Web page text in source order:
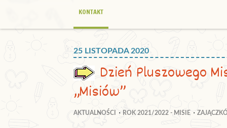
KONTAKT
25 LISTOPADA 2020
Dzień Pluszowego
„Misiów”
AKTUALNOŚCI ROK 2021/2022 - MISIE